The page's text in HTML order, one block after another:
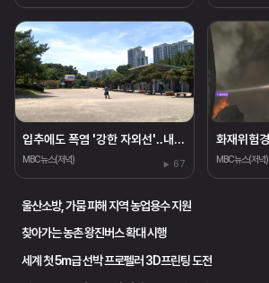
입추에도 폭염 '강한 자외선'‥내일 25~33도
MBC뉴스(저녁) 67 MBC뉴스(저녁)
울산소방, 가뭄 피해 지역 농업용수 지원
찾아가는 농촌 왕진버스 확대 시행
세계 첫 5m급 선박 프로펠러 3D프린팅 도전